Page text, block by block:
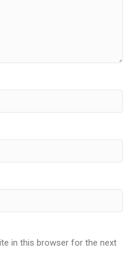
in this browser for the next